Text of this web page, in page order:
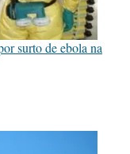
surto de ebola na